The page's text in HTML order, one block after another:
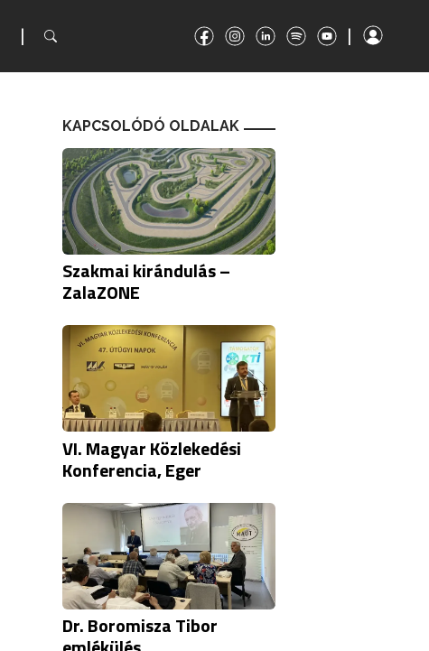
| |
KAPCSOLÓDÓ OLDALAK
Szakmai kirándulás –
ZalaZONE
VI. Magyar Közlekedési
Konferencia, Eger
Dr. Boromisza Tibor